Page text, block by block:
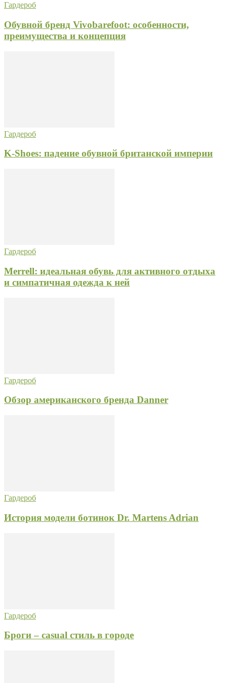
Гардероб
Обувной бренд Vivobarefoot: особенности,
преимущества и концепция
Гардероб
K-Shoes: падение обувной британской империи
Гардероб
Merrell: идеальная обувь для активного отдыха
и симпатичная одежда к ней
Гардероб
Обзор американского бренда Danner
Гардероб
История модели ботинок Dr. Martens Adrian
Гардероб
Броги – casual стиль в городе